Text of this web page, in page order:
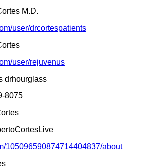
M.D.
user/drcortespatients
user/rejuvenus
drhourglass
8075
105096590874714404837/about